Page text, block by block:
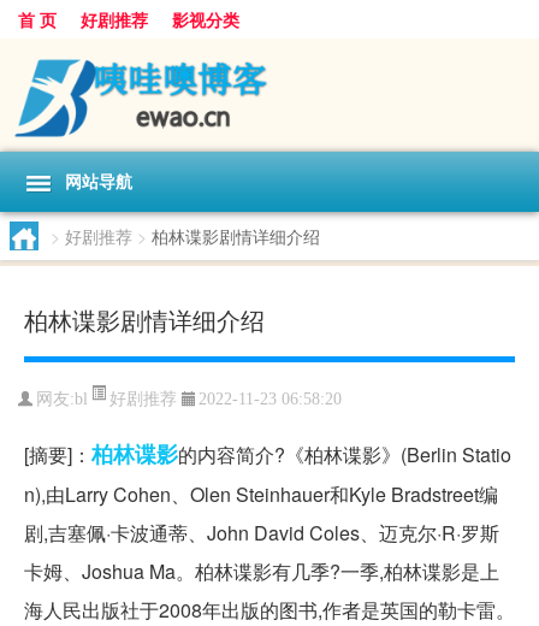
首 页 好剧推荐 影视分类
网站导航
> 好剧推荐 > 柏林谍影剧情详细介绍
柏林谍影剧情详细介绍
网友:bl 好剧推荐 2022-11-23 06:58:20
[摘要]：柏林谍影的内容简介?《柏林谍影》(Berlin Statio
n),由Larry Cohen、Olen Steinhauer和Kyle Bradstreet编
剧,吉塞佩·卡波通蒂、John David Coles、迈克尔·R·罗斯
卡姆、Joshua Ma。柏林谍影有几季?一季,柏林谍影是上
海人民出版社于2008年出版的图书,作者是英国的勒卡雷。